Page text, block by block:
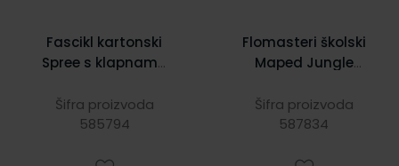
Fascikl kartonski
Spree s klapnama
gumicom,245X32
5X50 mm, crveni
Šifra proizvoda
585794
Flomasteri školski
Maped Jungle
Šifra proizvoda
587834